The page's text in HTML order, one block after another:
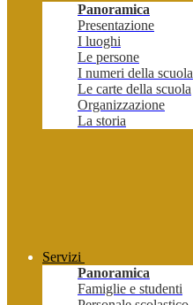
Panoramica
Presentazione
I luoghi
Le persone
I numeri della scuola
Le carte della scuola
Organizzazione
La storia
Servizi
Panoramica
Famiglie e studenti